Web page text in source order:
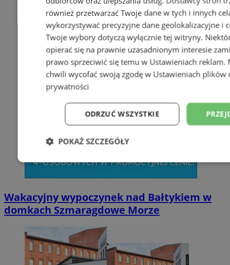
Wakacyjny wypoczynek nad Bałtykiem w
domkach Szmaragdowe Morze
również przetwarzać Twoje dane w tych i innych
wykorzystywać precyzyjne dane geolokalizacyjne i
Twoje wybory dotyczą wyłącznie tej witryny.
opierać się na prawnie uzasadnionym interesie
prawo sprzeciwić się temu w Ustawieniach reklam.
chwili wycofać swoją zgodę w Ustawieniach plików
prywatności
ODRZUĆ WSZYSTKIE
POKAŻ SZCZEGÓŁY
Niezbędne Wydajność
Niesklasyfikowane